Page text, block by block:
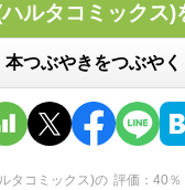
ルタコミックス)
本つぶやきをつぶやく
タコミックス)の 評価 40 ％